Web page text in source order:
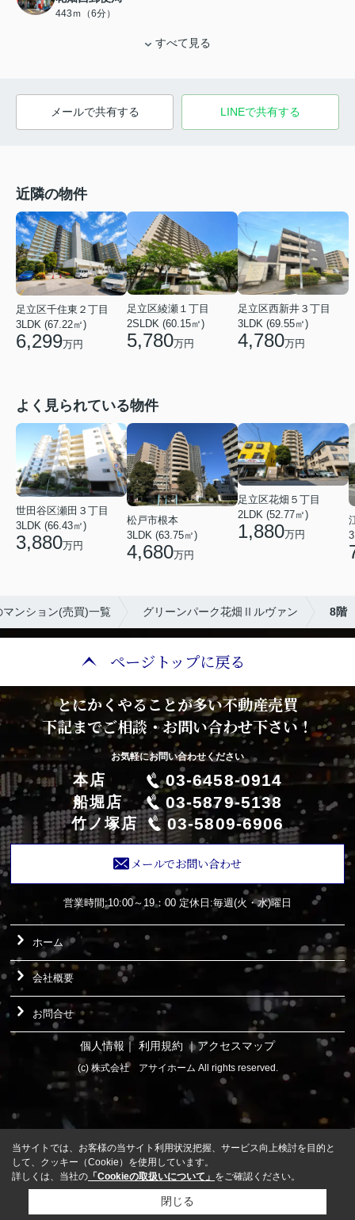
443ｍ（6分）
すべて見る
メールで共有する LINEで共有する
近隣の物件
足立区千住東２丁目
3LDK (67.22㎡)
6,299万円
足立区綾瀬１丁目
2SLDK (60.15㎡)
5,780万円
足立区西新井３丁目
3LDK (69.55㎡)
4,780万円
よく見られている物件
世田谷区瀬田３丁目
3LDK (66.43㎡)
3,880万円
松戸市根本
3LDK (63.75㎡)
4,680万円
足立区花畑５丁目
2LDK (52.77㎡)
1,880万円
マンション(売買)一覧 グリーンパーク花畑Ⅱルヴァン 8階
ページトップに戻る
とにかくやることが多い不動産売買
下記までご相談・お問い合わせ下さい！
お気軽にお問い合わせください
本店 03-6458-0914
船堀店 03-5879-5138
竹ノ塚店 03-5809-6906
メールでお問い合わせ
営業時間:10:00～19：00 定休日:毎週(火・水)曜日
ホーム
会社概要
お問合せ
個人情報 ｜ 利用規約 ｜アクセスマップ
(c) 株式会社 アサイホーム All rights reserved.
当サイトでは、お客様の当サイト利用状況把握、サービス向上検討を目的と
して、クッキー（Cookie）を使用しています。
詳しくは、当社の 「Cookieの取扱いについて」 をご確認ください。
閉じる